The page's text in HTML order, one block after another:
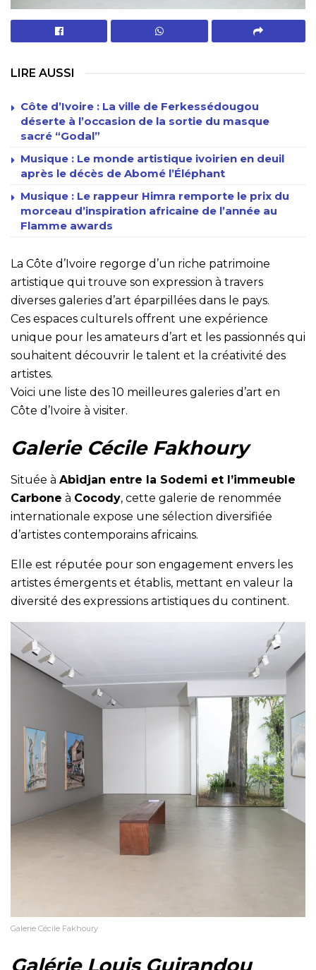
LIRE AUSSI
Côte d’Ivoire : La ville de Ferkessédougou
déserte à l’occasion de la sortie du masque
sacré “Godal”
Musique : Le monde artistique ivoirien en deuil
après le décès de Abomé l’Éléphant
Musique : Le rappeur Himra remporte le prix du
morceau d’inspiration africaine de l’année au
Flamme awards
La Côte d’Ivoire regorge d’un riche patrimoine
artistique qui trouve son expression à travers
diverses galeries d’art éparpillées dans le pays.
Ces espaces culturels offrent une expérience
unique pour les amateurs d’art et les passionnés qui
souhaitent découvrir le talent et la créativité des
artistes.
Voici une liste des 10 meilleures galeries d’art en
Côte d’Ivoire à visiter.
Galerie Cécile Fakhoury
Située à Abidjan entre la Sodemi et l’immeuble
Carbone à Cocody, cette galerie de renommée
internationale expose une sélection diversifiée
d’artistes contemporains africains.
Elle est réputée pour son engagement envers les
artistes émergents et établis, mettant en valeur la
diversité des expressions artistiques du continent.
Galerie Cécile Fakhoury